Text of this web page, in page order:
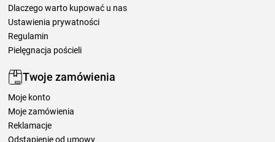
Dlaczego warto kupować u nas
Ustawienia prywatności
Regulamin
Pielęgnacja pościeli
Twoje zamówienia
Moje konto
Moje zamówienia
Reklamacje
Odstąpienie od umowy